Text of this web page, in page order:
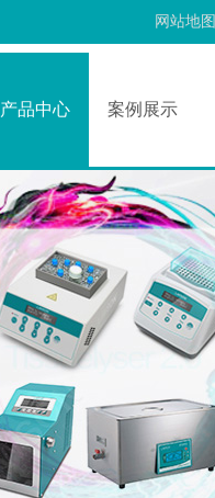
网站地图
产品中心 案例展示